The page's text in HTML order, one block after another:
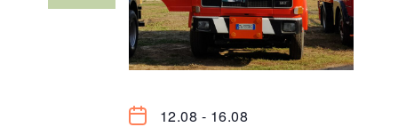
12.08 - 16.08